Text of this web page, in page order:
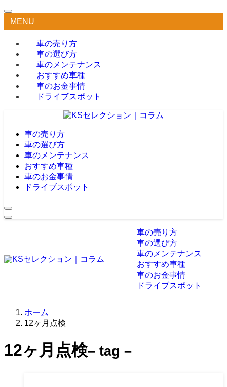
MENU
車の売り方
車の選び方
車のメンテナンス
おすすめ車種
車のお金事情
ドライブスポット
車の売り方
車の選び方
車のメンテナンス
おすすめ車種
車のお金事情
ドライブスポット
車の売り方
車の選び方
車のメンテナンス
おすすめ車種
車のお金事情
ドライブスポット
ホーム
12ヶ月点検
12ヶ月点検– tag –